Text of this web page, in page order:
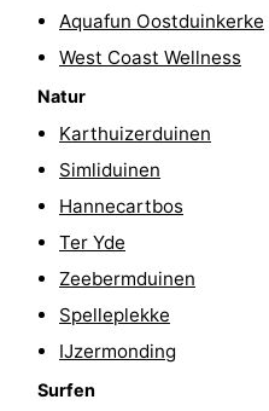
Radfahren
Wandern
Reiten
Golfplatze
Surfen
Essen
und
trinken
Veranstaltungen
Praktisch
Forum
Aquafun Oostduinkerke
West Coast Wellness
Natur
Karthuizerduinen
Simliduinen
Hannecartbos
Ter Yde
Zeebermduinen
Spelleplekke
IJzermonding
Surfen